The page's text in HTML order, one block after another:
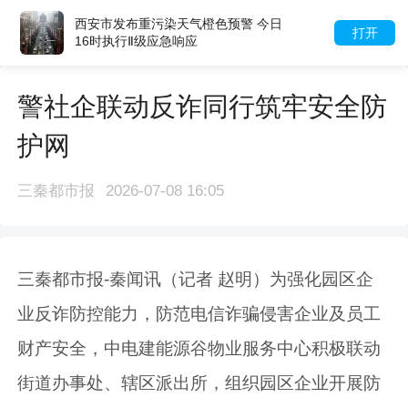
打开
西安市发布重污染天气橙色预警 今日
16时执行Ⅱ级应急响应
警社企联动反诈同行筑牢安全防
护网
三秦都市报 2026-07-08 16:05
三秦都市报-秦闻讯（记者 赵明）为强化园区企
业反诈防控能力，防范电信诈骗侵害企业及员工
财产安全，中电建能源谷物业服务中心积极联动
街道办事处、辖区派出所，组织园区企业开展防